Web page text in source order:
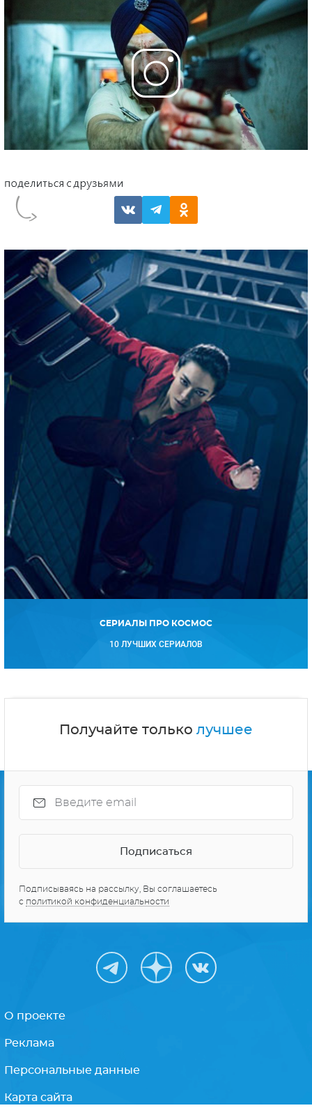
СЕРИАЛЫ ПРО КОСМОС
10 ЛУЧШИХ СЕРИАЛОВ
Получайте только лучшее
Подписываясь на рассылку, Вы соглашаетесь
с политикой конфиденциальности
О проекте
Реклама
Персональные данные
Карта сайта